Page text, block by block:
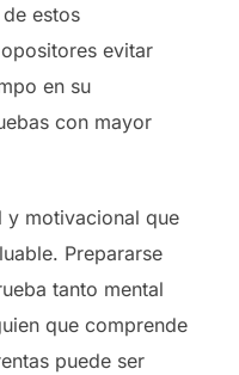
estos
evitar
en su
con mayor
y motivacional que
Prepararse
tanto mental
que comprende
puede ser